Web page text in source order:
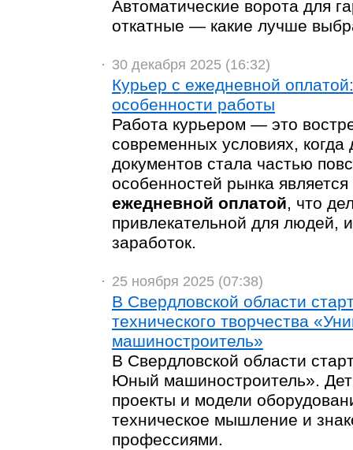
Автоматические ворота для
откатные — какие лучше
30 декабря 2025 (16:32)
Курьер с ежедневной
особенности работы
Работа курьером — это
современных условиях, когда
документов стала частью
особенностей рынка
ежедневной оплатой, что
привлекательной для людей,
заработок.
25 ноября 2025 (07:38)
В Свердловской области
технического творчества
машиностроитель»
В Свердловской области
Юный машиностроитель».
проекты и модели
техническое мышление и
профессиями.